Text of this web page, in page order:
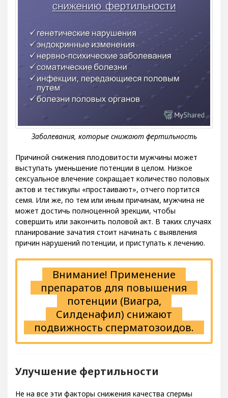
Причиной снижения плодовитости мужчины может
выступать уменьшение потенции в целом. Низкое
сексуальное влечение сокращает количество половых
актов и тестикулы «простаивают», отчего портится
семя. Или же, по тем или иным причинам, мужчина не
может достичь полноценной эрекции, чтобы
совершить или закончить половой акт. В таких случаях
планирование зачатия стоит начинать с выявления
причин нарушений потенции, и приступать к лечению.
Внимание! Применение
препаратов для повышения
потенции (Виагра,
Силденафил) снижают
подвижность сперматозоидов.
Улучшение фертильности
Не на все эти факторы снижения качества спермы